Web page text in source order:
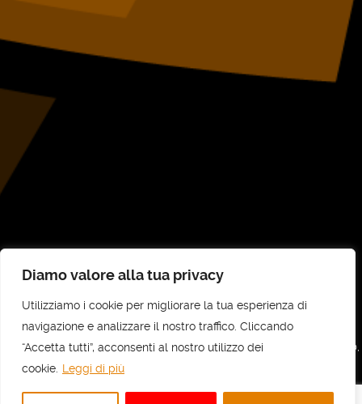
Diamo valore alla tua privacy
Utilizziamo i cookie per migliorare la tua esperienza di
navigazione e analizzare il nostro traffico. Cliccando
“Accetta tutti”, acconsenti al nostro utilizzo dei
cookie. Leggi di più
© UNI-COM STP SRL
UNI-COM STP SRL - Sede legale e amministrativa: Via Vittorio Veneto, 30,
10073 Ciriè (TO) - C.F e P.IVA: 11737700010 - REA: TO - 1236818
Privacy